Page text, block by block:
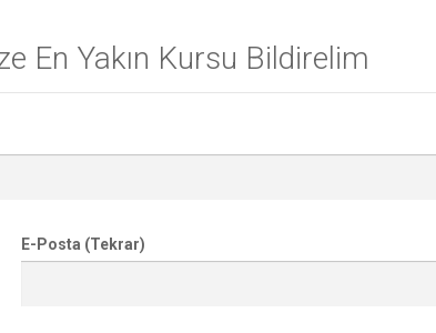
En Yakın Kursu Bildirelim
E-Posta (Tekrar)